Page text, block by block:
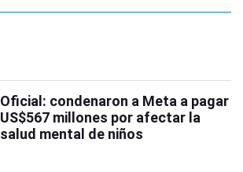
Oficial: condenaron a Meta a pagar
US$567 millones por afectar la
salud mental de niños